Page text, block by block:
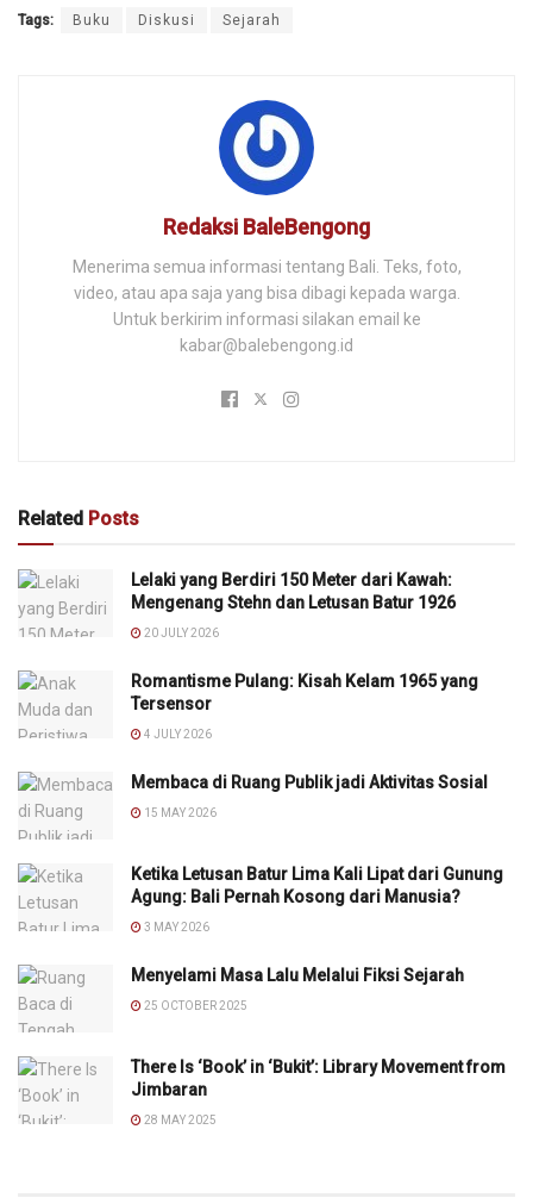
Tags: Buku Diskusi Sejarah
Redaksi BaleBengong
Menerima semua informasi tentang Bali. Teks, foto,
video, atau apa saja yang bisa dibagi kepada warga.
Untuk berkirim informasi silakan email ke
kabar@balebengong.id
Related Posts
Lelaki yang Berdiri 150 Meter dari Kawah:
Mengenang Stehn dan Letusan Batur 1926
20 JULY 2026
Romantisme Pulang: Kisah Kelam 1965 yang
Tersensor
4 JULY 2026
Membaca di Ruang Publik jadi Aktivitas Sosial
15 MAY 2026
Ketika Letusan Batur Lima Kali Lipat dari Gunung
Agung: Bali Pernah Kosong dari Manusia?
3 MAY 2026
Menyelami Masa Lalu Melalui Fiksi Sejarah
25 OCTOBER 2025
There Is ‘Book’ in ‘Bukit’: Library Movement from
Jimbaran
28 MAY 2025